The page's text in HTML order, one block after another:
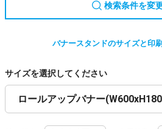
検索条件を変
バナースタンドのサイズと印
サイズを選択してください